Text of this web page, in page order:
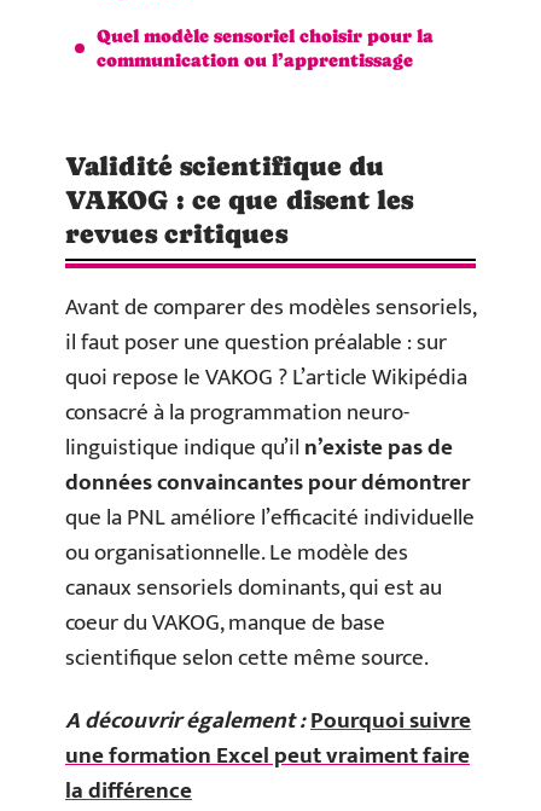
Quel modèle sensoriel choisir pour la
communication ou l’apprentissage
Validité scientifique du
VAKOG : ce que disent les
revues critiques
Avant de comparer des modèles sensoriels,
il faut poser une question préalable : sur
quoi repose le VAKOG ? L’article Wikipédia
consacré à la programmation neuro-
linguistique indique qu’iln’existe pas de
données convaincantes pour démontrer
que la PNL améliore l’efficacité individuelle
ou organisationnelle. Le modèle des
canaux sensoriels dominants, qui est au
coeur du VAKOG, manque de base
scientifique selon cette même source.
A découvrir également :Pourquoi suivre
une formation Excel peut vraiment faire
la différence